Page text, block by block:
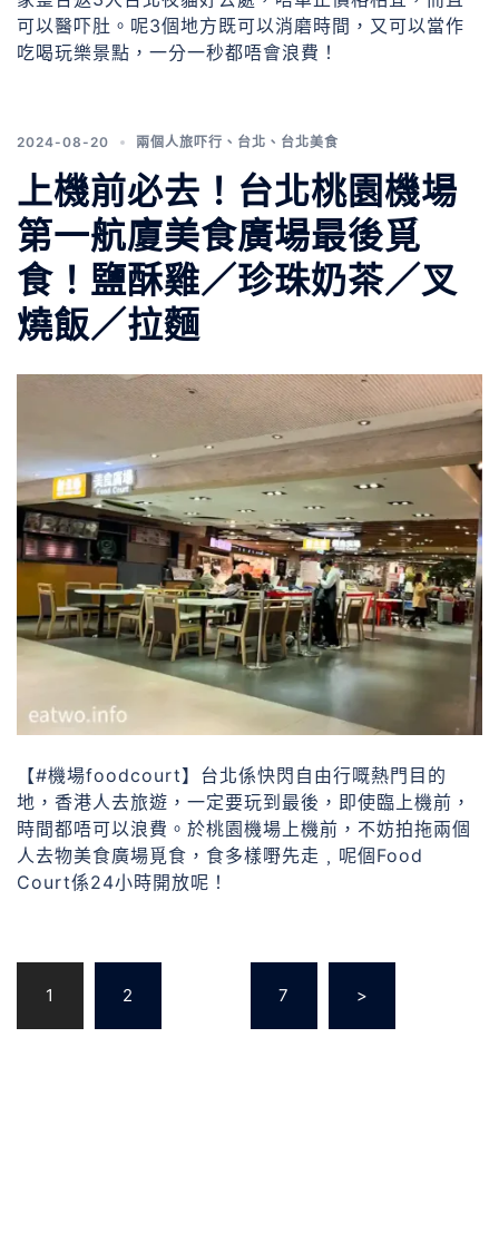
可以醫吓肚。呢3個地方既可以消磨時間，又可以當作
吃喝玩樂景點，一分一秒都唔會浪費！
2024-08-20 兩個人旅吓行 、 台北 、 台北美食
上機前必去！台北桃園機場
第一航廈美食廣場最後覓
食！鹽酥雞／珍珠奶茶／叉
燒飯／拉麵
【#機場foodcourt】台北係快閃自由行嘅熱門目的
地，香港人去旅遊，一定要玩到最後，即使臨上機前，
時間都唔可以浪費。於桃園機場上機前，不妨拍拖兩個
人去物美食廣場覓食，食多樣嘢先走﹐呢個Food
Court係24小時開放呢！
1 2 7 >